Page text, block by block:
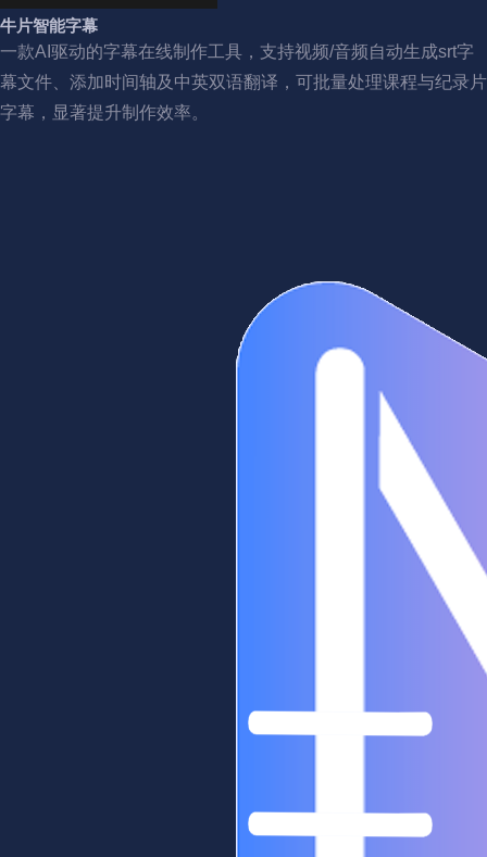
牛片智能字幕
一款AI驱动的字幕在线制作工具，支持视频/音频自动生成srt字
幕文件、添加时间轴及中英双语翻译，可批量处理课程与纪录片
字幕，显著提升制作效率。